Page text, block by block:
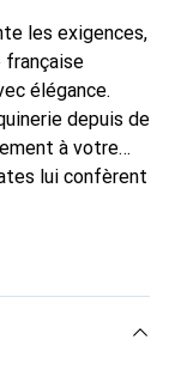
les exigences,
française
élégance.
depuis de
à votre
lui confèrent